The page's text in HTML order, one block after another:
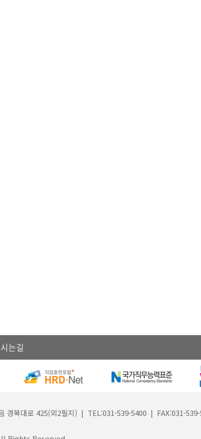
는길
경복대로 425(외2필지) | TEL:031-539-5400 | FAX:031-